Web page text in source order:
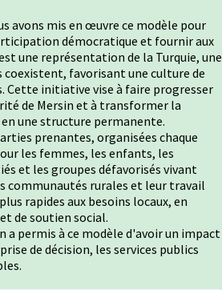
avons mis en œuvre ce modèle pour
démocratique et fournir aux
une représentation de la Turquie, une
favorisant une culture de
Cette initiative vise à faire progresser
de Mersin et à transformer la
une structure permanente.
prenantes, organisées chaque
les femmes, les enfants, les
et les groupes défavorisés vivant
communautés rurales et leur travail
rapides aux besoins locaux, en
de soutien social.
permis à ce modèle d'avoir un impact
de décision, les services publics